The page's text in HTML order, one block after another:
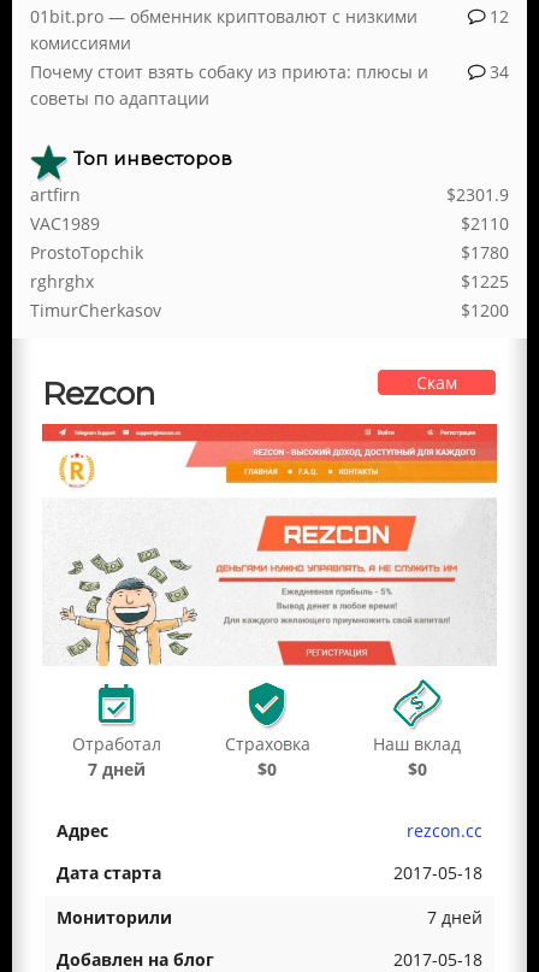
12
01bit.pro — обменник криптовалют с низкими
комиссиями
34
Почему стоит взять собаку из приюта: плюсы и
советы по адаптации
Топ инвесторов
$2301.9
artfirn
$2110
VAC1989
$1780
ProstoTopchik
$1225
rghrghx
$1200
TimurCherkasov
Rezcon Скам
Отработал
7 дней
Страховка
$0
Наш вклад
$0
rezcon.cc
2017-05-18
7 дней
2017-05-18